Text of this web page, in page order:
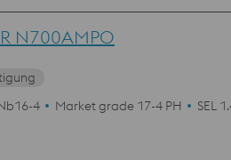
gegen interkristalline Korrosion
im vergüteten Zustand. Dadurch
Wasserkraftmaschinen,
von – 60 bis 350°C.
Korrosionsbeständigkeit zu
N700AMPO
4
Market grade 17-4 PH SEL